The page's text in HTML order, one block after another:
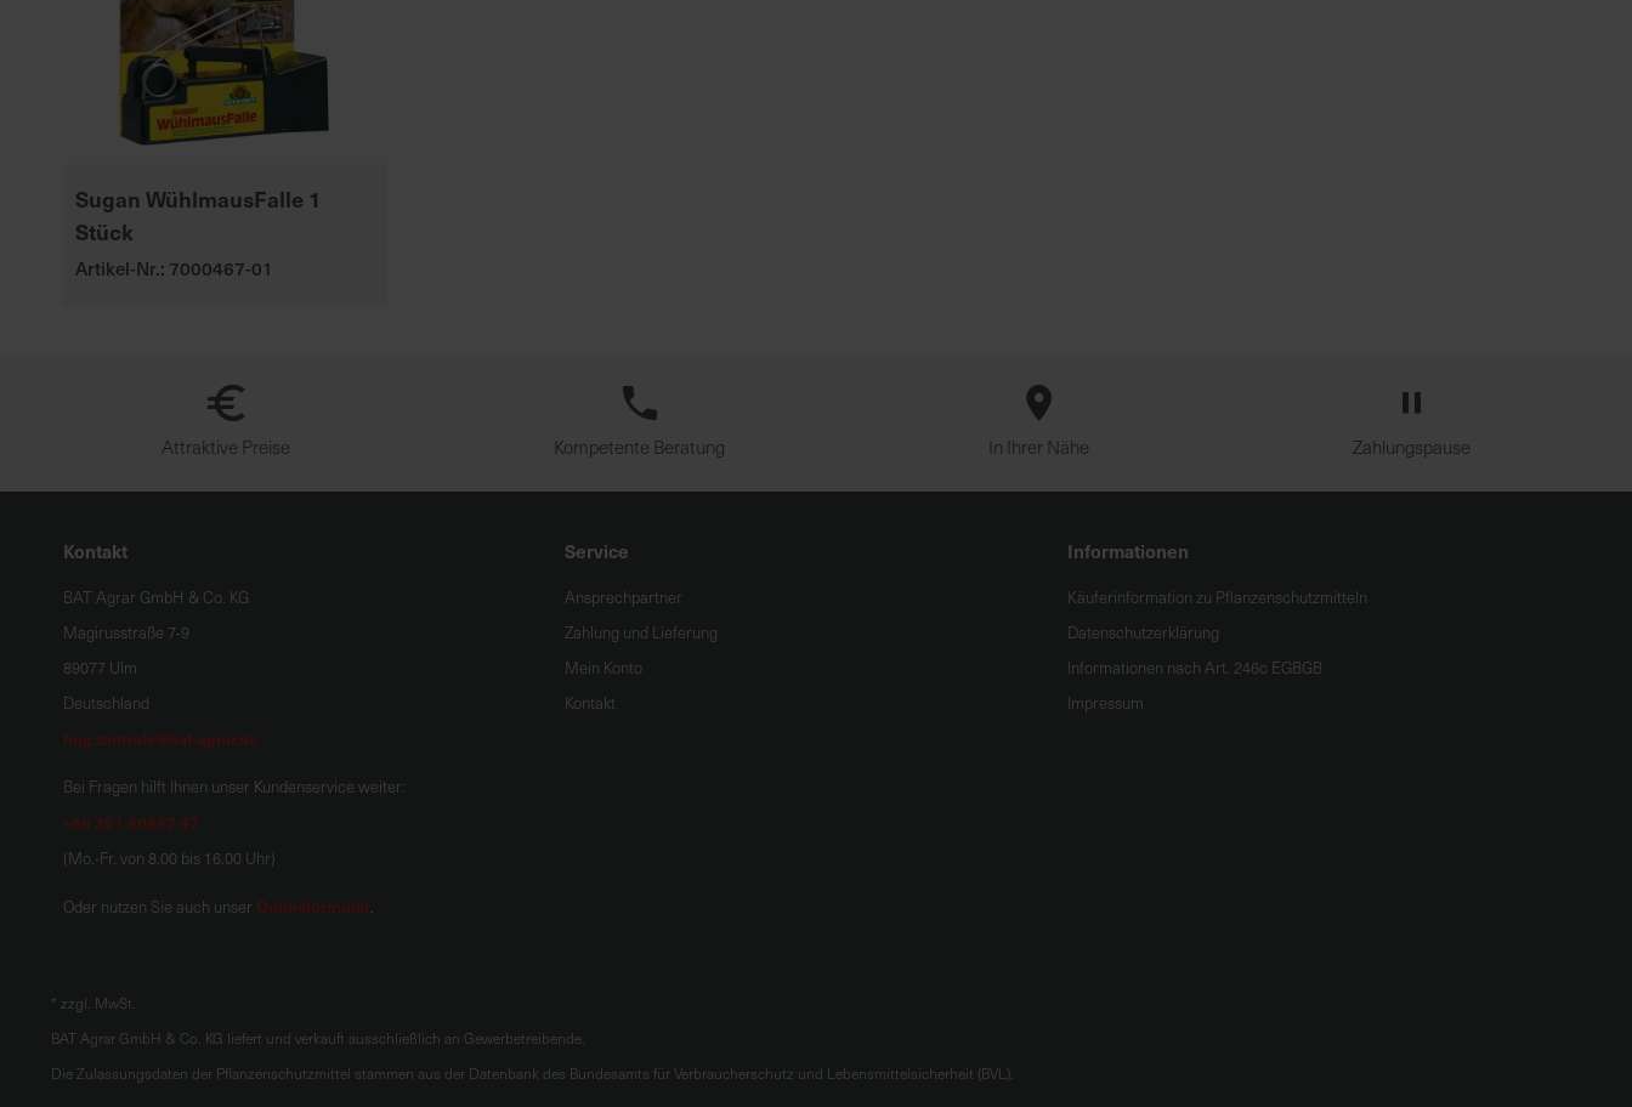
Sugan WühlmausFalle 1
Stück
Artikel-Nr.: 7000467-01
Attraktive Preise Kompetente Beratung In Ihrer Nähe Zahlungspause
Kontakt
BAT Agrar GmbH & Co. KG
Magirusstraße 7-9
89077 Ulm
Deutschland
hug.zentrale@bat-agrar.de
Bei Fragen hilft Ihnen unser Kundenservice weiter:
+49 251 60957 47
(Mo.-Fr. von 8.00 bis 16.00 Uhr)
Oder nutzen Sie auch unser Onlineformular.
Service
Ansprechpartner
Zahlung und Lieferung
Mein Konto
Kontakt
Informationen
Käuferinformation zu Pflanzenschutzmitteln
Datenschutzerklärung
Informationen nach Art. 246c EGBGB
Impressum
* zzgl. MwSt.
BAT Agrar GmbH & Co. KG liefert und verkauft ausschließlich an Gewerbetreibende.
Die Zulassungsdaten der Pflanzenschutzmittel stammen aus der Datenbank des Bundesamts für Verbraucherschutz und Lebensmittelsicherheit (BVL).